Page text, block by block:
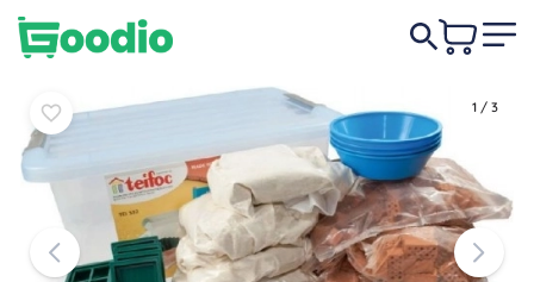
1 / 3
45 490 Ft Kosárba